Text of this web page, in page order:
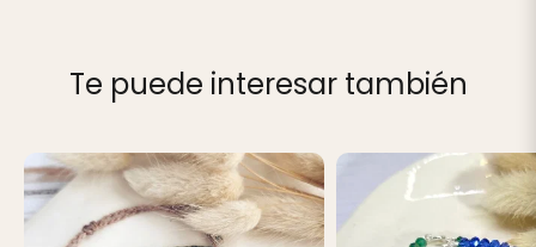
Te puede interesar también